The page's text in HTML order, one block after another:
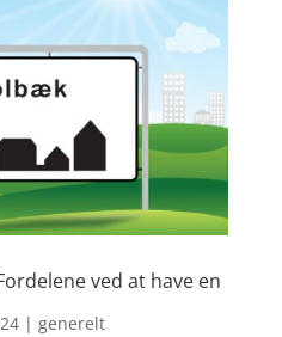
ved at have en
| generelt